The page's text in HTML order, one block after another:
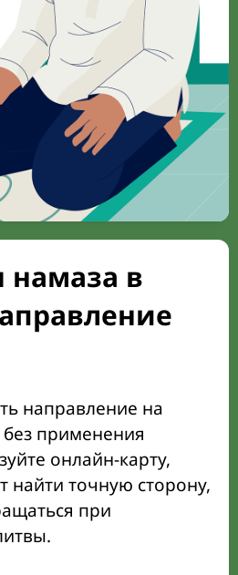
намаза в
направление на
применения
онлайн-карту,
найти точную сторону,
при